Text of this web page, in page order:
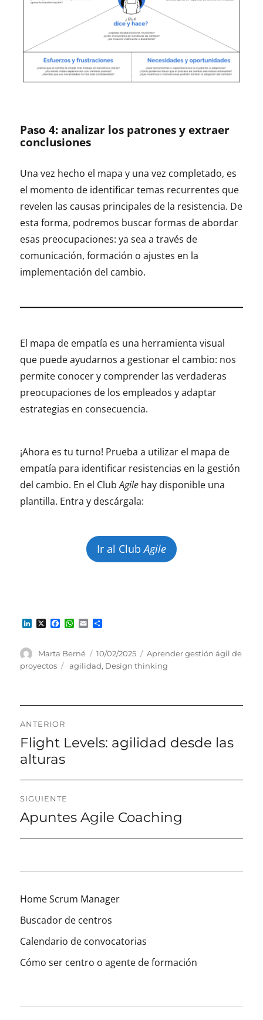
Paso 4: analizar los patrones y extraer
conclusiones
Una vez hecho el mapa y una vez completado, es
el momento de identificar temas recurrentes que
revelen las causas principales de la resistencia. De
esta forma, podremos buscar formas de abordar
esas preocupaciones: ya sea a través de
comunicación, formación o ajustes en la
implementación del cambio.
El mapa de empatía es una herramienta visual
que puede ayudarnos a gestionar el cambio: nos
permite conocer y comprender las verdaderas
preocupaciones de los empleados y adaptar
estrategias en consecuencia.
¡Ahora es tu turno! Prueba a utilizar el mapa de
empatía para identificar resistencias en la gestión
del cambio. En el ClubAgile hay disponible una
plantilla. Entra y descárgala:
Ir al Club Agile
L
k
d
X F
e
b
o
W
t
A
E
i
l
p
a
r
Autor
Marta Berné
Publicado
el
10/02/2025 Categorías
Aprender gestión ágil de
proyectos
Etiquetas
agilidad, Design thinking
Navegación
de
entradas
ANTERIOR
Entrada
anterior
Flight Levels: agilidad desde las
alturas
SIGUIENTE
Entrada
siguiente
Apuntes Agile Coaching
Home Scrum Manager
Buscador de centros
Calendario de convocatorias
Cómo ser centro o agente de formación